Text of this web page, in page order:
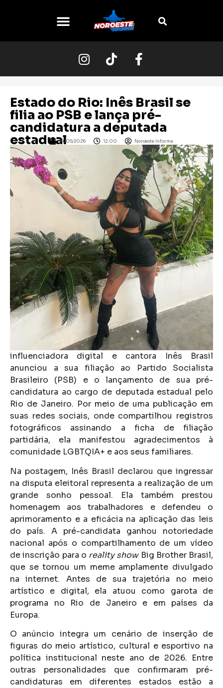
Estado do Rio: Inês Brasil se
filia ao PSB e lança pré-
candidatura a deputada
estadual19/05/2026 12:00 Noroeste Informa
influenciadora digital e cantora Inês Brasil
anunciou a sua filiação ao Partido Socialista
Brasileiro (PSB) e o lançamento de sua pré-
candidatura ao cargo de deputada estadual pelo
Rio de Janeiro. Por meio de uma publicação em
suas redes sociais, onde compartilhou registros
fotográficos assinando a ficha de filiação
partidária, ela manifestou agradecimentos à
comunidade LGBTQIA+ e aos seus familiares.
Na postagem, Inês Brasil declarou que ingressar
na disputa eleitoral representa a realização de um
grande sonho pessoal. Ela também prestou
homenagem aos trabalhadores e defendeu o
aprimoramento e a eficácia na aplicação das leis
do país. A pré-candidata ganhou notoriedade
nacional após o compartilhamento de um vídeo
de inscrição para o reality showBig Brother Brasil,
que se tornou um meme amplamente divulgado
na internet. Antes de sua trajetória no meio
artístico e digital, ela atuou como garota de
programa no Rio de Janeiro e em países da
Europa.
O anúncio integra um cenário de inserção de
figuras do meio artístico, cultural e esportivo na
política institucional neste ano de 2026. Entre
outras personalidades que confirmaram pré-
candidaturas em diferentes estados estão a